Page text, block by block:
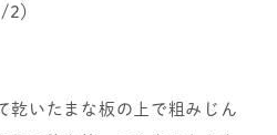
）
乾いたまな板の上で粗みじん